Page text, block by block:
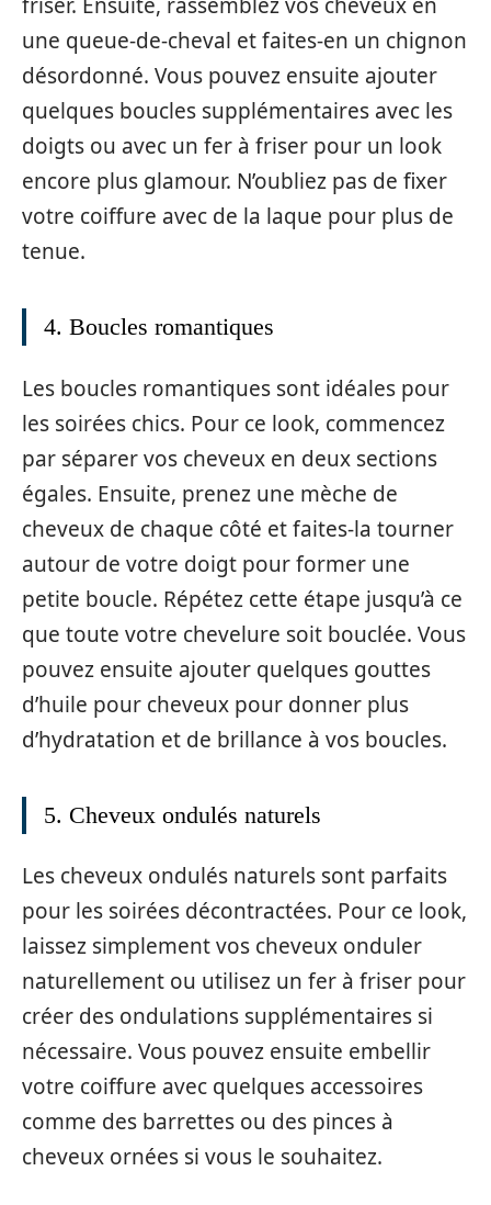
une queue-de-cheval et faites-en un chignon
désordonné. Vous pouvez ensuite ajouter
quelques boucles supplémentaires avec les
doigts ou avec un fer à friser pour un look
encore plus glamour. N’oubliez pas de fixer
votre coiffure avec de la laque pour plus de
tenue.
4. Boucles romantiques
Les boucles romantiques sont idéales pour
les soirées chics. Pour ce look, commencez
par séparer vos cheveux en deux sections
égales. Ensuite, prenez une mèche de
cheveux de chaque côté et faites-la tourner
autour de votre doigt pour former une
petite boucle. Répétez cette étape jusqu’à ce
que toute votre chevelure soit bouclée. Vous
pouvez ensuite ajouter quelques gouttes
d’huile pour cheveux pour donner plus
d’hydratation et de brillance à vos boucles.
5. Cheveux ondulés naturels
Les cheveux ondulés naturels sont parfaits
pour les soirées décontractées. Pour ce look,
laissez simplement vos cheveux onduler
naturellement ou utilisez un fer à friser pour
créer des ondulations supplémentaires si
nécessaire. Vous pouvez ensuite embellir
votre coiffure avec quelques accessoires
comme des barrettes ou des pinces à
cheveux ornées si vous le souhaitez.